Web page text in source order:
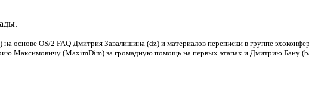
основе OS/2 FAQ Дмитрия Завалишина (dz) и материалов переписки в группе
Максимовичу (MaximDim) за громадную помощь на первых этапах и Дмитрию Бану